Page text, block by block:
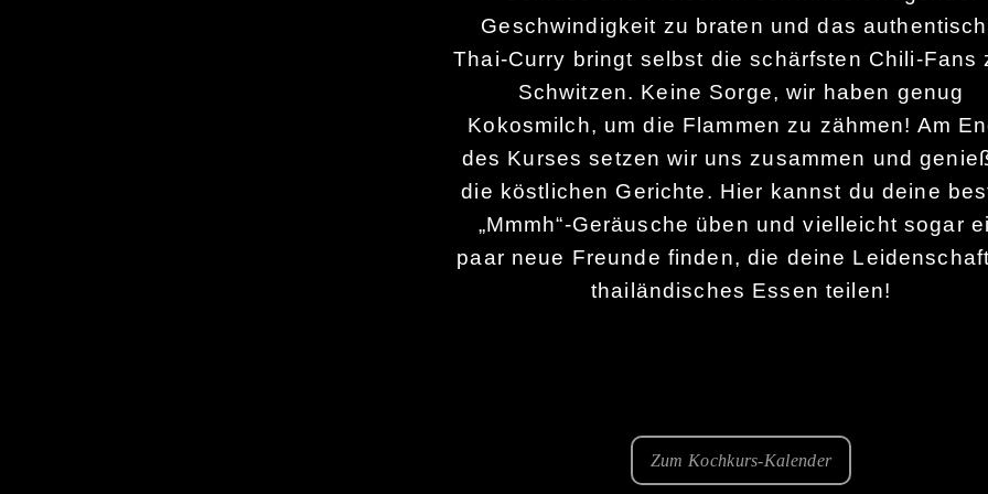
Geschwindigkeit zu braten und das
Thai-Curry bringt selbst die schärfsten Chili-Fans
Schwitzen. Keine Sorge, wir haben genug
Kokosmilch, um die Flammen zu zähmen! Am
des Kurses setzen wir uns zusammen und
die köstlichen Gerichte. Hier kannst du deine
„Mmmh“-Geräusche üben und vielleicht sogar
paar neue Freunde finden, die deine Leidenschaft
thailändisches Essen teilen!
Zum Kochkurs-Kalender